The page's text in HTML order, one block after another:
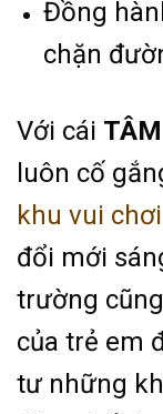
Đồng
chặn
Với cái TÂM
luôn cố
khu vui
đổi mới
trường
của trẻ em
tư những